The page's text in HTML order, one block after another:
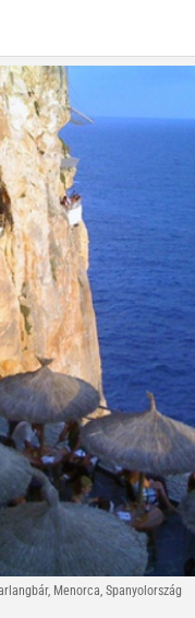
Menorca, Spanyolország